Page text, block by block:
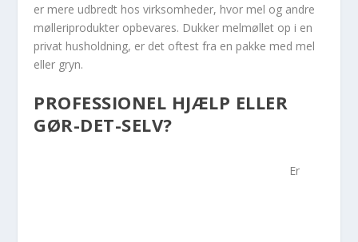
er mere udbredt hos virksomheder, hvor mel og andre
mølleriprodukter opbevares. Dukker melmøllet op i en
privat husholdning, er det oftest fra en pakke med mel
eller gryn.
PROFESSIONEL HJÆLP ELLER
GØR-DET-SELV?
Er